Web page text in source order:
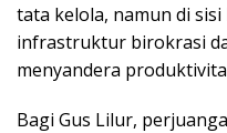
tata kelola, namun di
infrastruktur birokrasi
menyandera
Bagi Gus Lilur,